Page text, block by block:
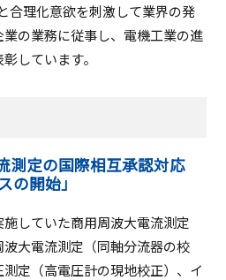
合理化意欲を刺激して業界の発
の業務に従事し、電機工業の進
しています。
測定の国際相互承認対応
の開始」
していた商用周波大電流測定
波大電流測定（同軸分流器の校
定（高電圧計の現地校正）、イ